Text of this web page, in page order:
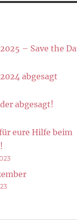
– Save the
abgesagt
abgesagt!
eure Hilfe beim